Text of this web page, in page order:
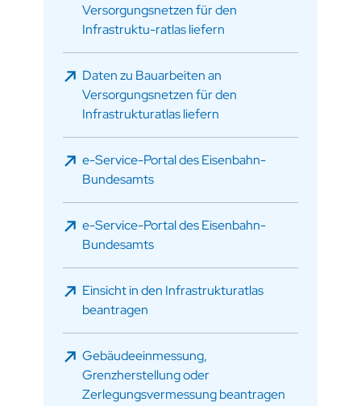
Versorgungsnetzen für den
Infrastruktu-ratlas liefern
Daten zu Bauarbeiten an
Versorgungsnetzen für den
Infrastrukturatlas liefern
e-Service-Portal des Eisenbahn-
Bundesamts
e-Service-Portal des Eisenbahn-
Bundesamts
Einsicht in den Infrastrukturatlas
beantragen
Gebäudeeinmessung,
Grenzherstellung oder
Zerlegungsvermessung beantragen